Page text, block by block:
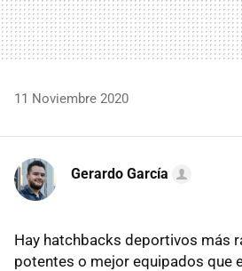
11 Noviembre 2020
Gerardo García
Hay hatchbacks deportivos más
potentes o mejor equipados que